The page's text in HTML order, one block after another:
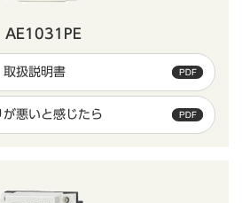
AE1031PE
取扱説明書
が悪いと感じたら